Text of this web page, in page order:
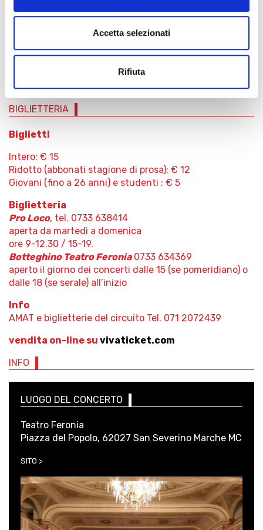
Accetta selezionati
Rifiuta
Enrico Lombardi
BIGLIETTERIA
Biglietti
Intero: € 15
Ridotto (abbonati stagione di prosa): € 12
Giovani (fino a 26 anni) e studenti : € 5
Biglietteria
Pro Loco, tel. 0733 638414
aperta da martedì a domenica
ore 9-12.30 / 15-19.
Botteghino Teatro Feronia0733 634369
aperto il giorno dei concerti dalle 15 (se pomeridiano) o
dalle 18 (se serale) all’inizio
Info
AMAT e biglietterie del circuito Tel. 071 2072439
vendita on-line su vivaticket.com
INFO
LUOGO DEL CONCERTO
Teatro Feronia
Piazza del Popolo, 62027 San Severino Marche MC
SITO >